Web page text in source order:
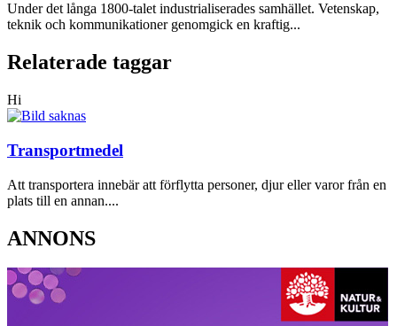
Under det långa 1800-talet industrialiserades samhället. Vetenskap,
teknik och kommunikationer genomgick en kraftig...
Relaterade taggar
Hi
Transportmedel
Att transportera innebär att förflytta personer, djur eller varor från en
plats till en annan....
ANNONS